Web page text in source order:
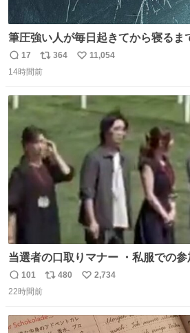
筆圧強い人が毎日起きてから寝るま
とこうなる。 異常事態です。
返
信
17
リ
ポ
ト
364
い
数
11,054
14時間前
当選者の口取りマナー ・私服での参加 ・スマートフォンで
の撮影 ・調教師へ自分から握手を求
ボンにインしていない服装 ・ボディーバ
ほしい #DMMバヌーシ
返
信
101
リ
ト
480
い
数
2,734
22時間前